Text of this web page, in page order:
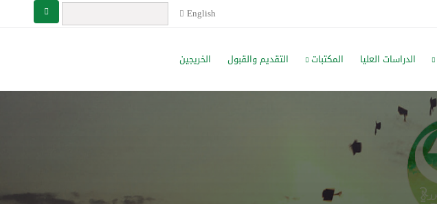
English
الدراسات العليا المكتبات التقديم والقبول الخريجين